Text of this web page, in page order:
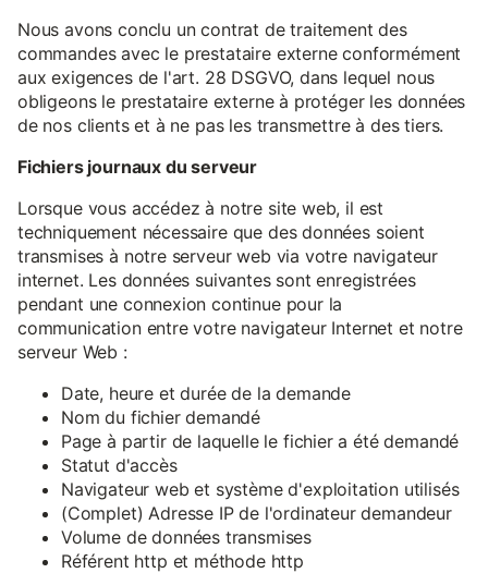
Nous avons conclu un contrat de traitement des
commandes avec le prestataire externe conformément
aux exigences de l'art. 28 DSGVO, dans lequel nous
obligeons le prestataire externe à protéger les données
de nos clients et à ne pas les transmettre à des tiers.
Fichiers journaux du serveur
Lorsque vous accédez à notre site web, il est
techniquement nécessaire que des données soient
transmises à notre serveur web via votre navigateur
internet. Les données suivantes sont enregistrées
pendant une connexion continue pour la
communication entre votre navigateur Internet et notre
serveur Web :
Date, heure et durée de la demande
Nom du fichier demandé
Page à partir de laquelle le fichier a été demandé
Statut d'accès
Navigateur web et système d'exploitation utilisés
(Complet) Adresse IP de l'ordinateur demandeur
Volume de données transmises
Référent http et méthode http